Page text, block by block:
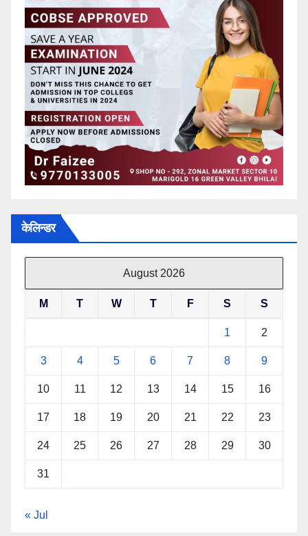
केलिन्डर
August 2026
M T W T F S S
1 2
3 4 5 6 7 8 9
10 11 12 13 14 15 16
17 18 19 20 21 22 23
24 25 26 27 28 29 30
31
« Jul